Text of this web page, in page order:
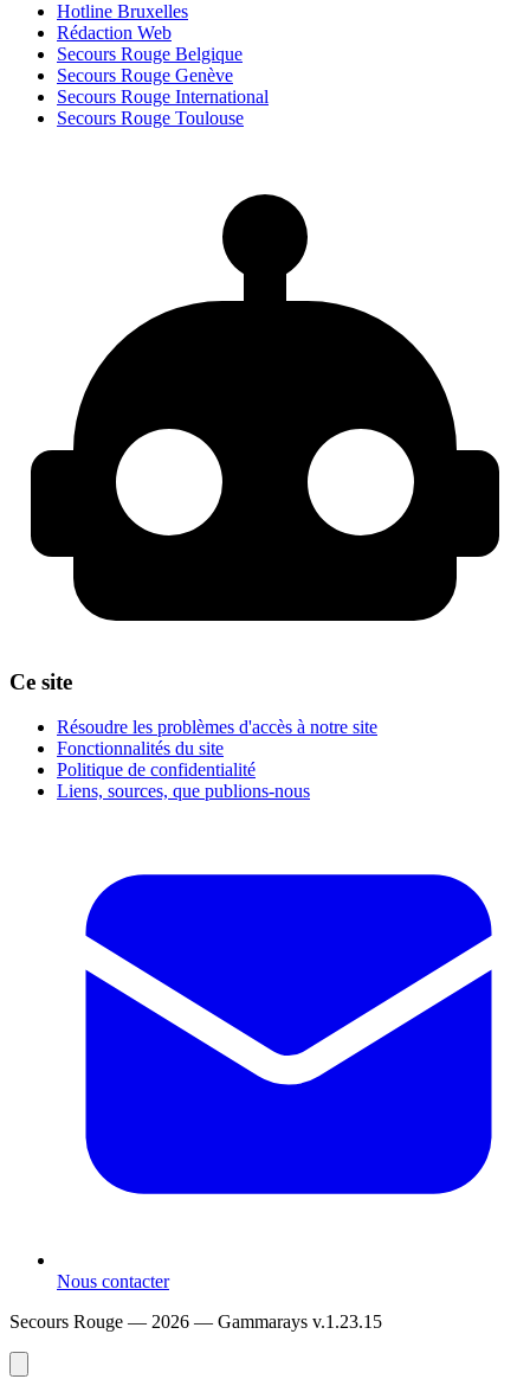
Hotline Bruxelles
Rédaction Web
Secours Rouge Belgique
Secours Rouge Genève
Secours Rouge International
Secours Rouge Toulouse
Ce site
Résoudre les problèmes d'accès à notre site
Fonctionnalités du site
Politique de confidentialité
Liens, sources, que publions-nous
Nous contacter
Secours Rouge — 2026 — Gammarays v.1.23.15